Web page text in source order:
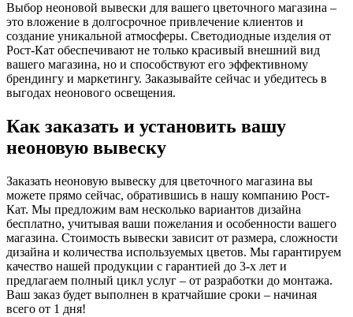
Выбор неоновой вывески для вашего цветочного магазина –
это вложение в долгосрочное привлечение клиентов и
создание уникальной атмосферы. Светодиодные изделия от
Рост-Кат обеспечивают не только красивый внешний вид
вашего магазина, но и способствуют его эффективному
брендингу и маркетингу. Заказывайте сейчас и убедитесь в
выгодах неонового освещения.
Как заказать и установить вашу
неоновую вывеску
Заказать неоновую вывеску для цветочного магазина вы
можете прямо сейчас, обратившись в нашу компанию Рост-
Кат. Мы предложим вам несколько вариантов дизайна
бесплатно, учитывая ваши пожелания и особенности вашего
магазина. Стоимость вывески зависит от размера, сложности
дизайна и количества используемых цветов. Мы гарантируем
качество нашей продукции с гарантией до 3-х лет и
предлагаем полный цикл услуг – от разработки до монтажа.
Ваш заказ будет выполнен в кратчайшие сроки – начиная
всего от 1 дня!